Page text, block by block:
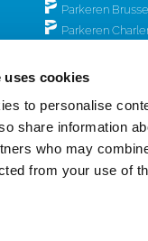
uses cookies
to personalise
share information
who may
from your use of
Parkeren
Parkeren
Parkeren
Parkeren
Parkeren Hahn
Parkeren
Parkeren